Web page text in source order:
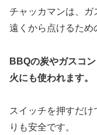
チャッカマンは、ガ
遠くから点けるため
BBQの炭やガスコ
火にも使われます。
スイッチを押すだけ
りも安全です。